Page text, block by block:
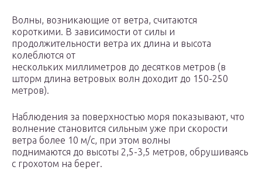
Волны, возникающие от ветра, считаются
короткими. В зависимости от силы и
продолжительности ветра их длина и высота
колеблются от
нескольких миллиметров до десятков метров (в
шторм длина ветровых волн доходит до 150-250
метров).
Наблюдения за поверхностью моря показывают, что
волнение становится сильным уже при скорости
ветра более 10 м/с, при этом волны
поднимаются до высоты 2,5-3,5 метров, обрушиваясь
с грохотом на берег.